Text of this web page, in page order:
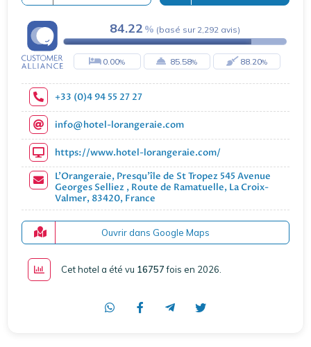
84.22 (basé sur 2,292 avis)
0.00 85.58 88.20
+33 (0)4 94 55 27 27
info@hotel-lorangeraie.com
https://www.hotel-lorangeraie.com/
L'Orangeraie, Presqu'île de St Tropez 545 Avenue
Georges Selliez , Route de Ramatuelle, La Croix-
Valmer, 83420, France
Ouvrir dans Google Maps
Cet hotel a été vu 16757fois en 2026